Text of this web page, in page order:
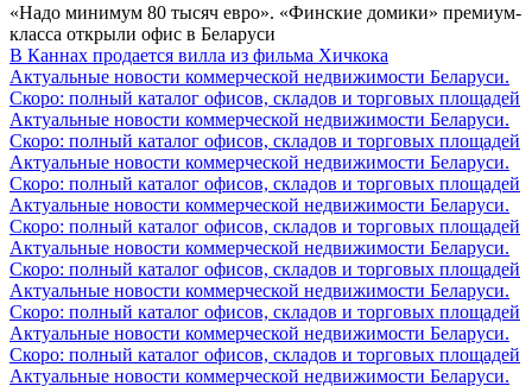
«Надо минимум 80 тысяч евро». «Финские домики» премиум-
класса открыли офис в Беларуси
В Каннах продается вилла из фильма Хичкока
Актуальные новости коммерческой недвижимости Беларуси.
Скоро: полный каталог офисов, складов и торговых площадей
Актуальные новости коммерческой недвижимости Беларуси.
Скоро: полный каталог офисов, складов и торговых площадей
Актуальные новости коммерческой недвижимости Беларуси.
Скоро: полный каталог офисов, складов и торговых площадей
Актуальные новости коммерческой недвижимости Беларуси.
Скоро: полный каталог офисов, складов и торговых площадей
Актуальные новости коммерческой недвижимости Беларуси.
Скоро: полный каталог офисов, складов и торговых площадей
Актуальные новости коммерческой недвижимости Беларуси.
Скоро: полный каталог офисов, складов и торговых площадей
Актуальные новости коммерческой недвижимости Беларуси.
Скоро: полный каталог офисов, складов и торговых площадей
Актуальные новости коммерческой недвижимости Беларуси.